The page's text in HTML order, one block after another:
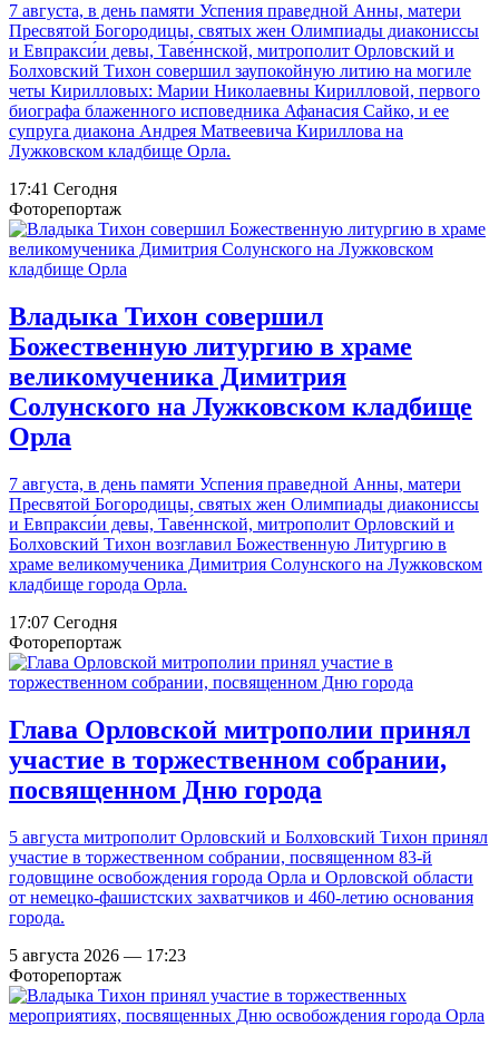
7 августа, в день памяти Успения праведной Анны, матери
Пресвятой Богородицы, святых жен Олимпиады диакониссы
и Евпракси́и девы, Таве́ннской, митрополит Орловский и
Болховский Тихон совершил заупокойную литию на могиле
четы Кирилловых: Марии Николаевны Кирилловой, первого
биографа блаженного исповедника Афанасия Сайко, и ее
супруга диакона Андрея Матвеевича Кириллова на
Лужковском кладбище Орла.
17:41 Сегодня
Фоторепортаж
Владыка Тихон совершил
Божественную литургию в храме
великомученика Димитрия
Солунского на Лужковском кладбище
Орла
7 августа, в день памяти Успения праведной Анны, матери
Пресвятой Богородицы, святых жен Олимпиады диакониссы
и Евпракси́и девы, Таве́ннской, митрополит Орловский и
Болховский Тихон возглавил Божественную Литургию в
храме великомученика Димитрия Солунского на Лужковском
кладбище города Орла.
17:07 Сегодня
Фоторепортаж
Глава Орловской митрополии принял
участие в торжественном собрании,
посвященном Дню города
5 августа митрополит Орловский и Болховский Тихон принял
участие в торжественном собрании, посвященном 83-й
годовщине освобождения города Орла и Орловской области
от немецко-фашистских захватчиков и 460-летию основания
города.
5 августа 2026 — 17:23
Фоторепортаж